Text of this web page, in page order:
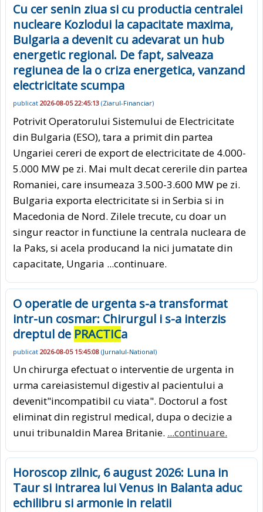
Cu cer senin ziua si cu productia centralei
nucleare Kozlodui la capacitate maxima,
Bulgaria a devenit cu adevarat un hub
energetic regional. De fapt, salveaza
regiunea de la o criza energetica, vanzand
electricitate scumpa
publicat 2026-08-05 22:45:13 (Ziarul-Financiar)
Potrivit Operatorului Sistemului de Electricitate
din Bulgaria (ESO), tara a primit din partea
Ungariei cereri de export de electricitate de 4.000-
5.000 MW pe zi. Mai mult decat cererile din partea
Romaniei, care insumeaza 3.500-3.600 MW pe zi.
Bulgaria exporta electricitate si in Serbia si in
Macedonia de Nord. Zilele trecute, cu doar un
singur reactor in functiune la centrala nucleara de
la Paks, si acela producand la nici jumatate din
capacitate, Ungaria ...continuare.
O operatie de urgenta s-a transformat
intr-un cosmar: Chirurgul i s-a interzis
dreptul de PRACTICa
publicat 2026-08-05 15:45:08 (Jurnalul-National)
Un chirurga efectuat o interventie de urgenta in
urma careiasistemul digestiv al pacientului a
devenit"incompatibil cu viata". Doctorul a fost
eliminat din registrul medical, dupa o decizie a
unui tribunaldin Marea Britanie. ...continuare.
Horoscop zilnic, 6 august 2026: Luna in
Taur si intrarea lui Venus in Balanta aduc
echilibru si armonie in relatii